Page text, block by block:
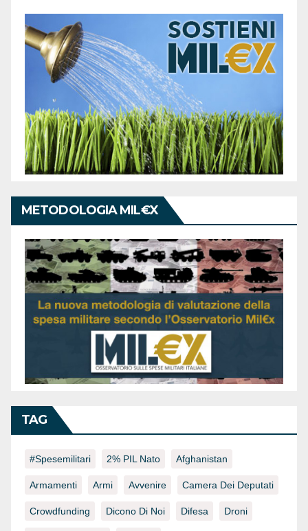
METODOLOGIA MIL€X
TAG
#spesemilitari 2% PIL Nato Afghanistan
Armamenti Armi Avvenire Camera Dei Deputati
Crowdfunding Dicono Di Noi Difesa Droni